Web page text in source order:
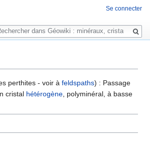
perthites - voir à feldspaths) : Passage
cristal hétérogène, polyminéral, à basse
Se connecter